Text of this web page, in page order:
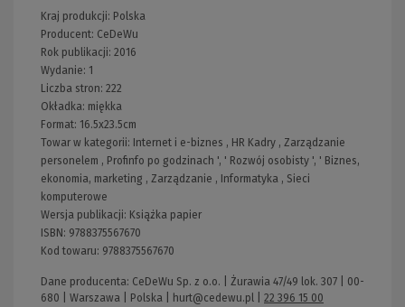
Kraj produkcji: Polska
Producent: CeDeWu
Rok publikacji: 2016
Wydanie: 1
Liczba stron: 222
Okładka: miękka
Format: 16.5x23.5cm
Towar w kategorii: Internet i e-biznes , HR Kadry , Zarządzanie
personelem , Profinfo po godzinach ', ' Rozwój osobisty ', ' Biznes,
ekonomia, marketing , Zarządzanie , Informatyka , Sieci
komputerowe
Wersja publikacji: Książka papier
ISBN: 9788375567670
Kod towaru: 9788375567670
Dane producenta: CeDeWu Sp. z o.o. | Żurawia 47/49 lok. 307 | 00-
680 | Warszawa | Polska | hurt@cedewu.pl 22 396 15 00